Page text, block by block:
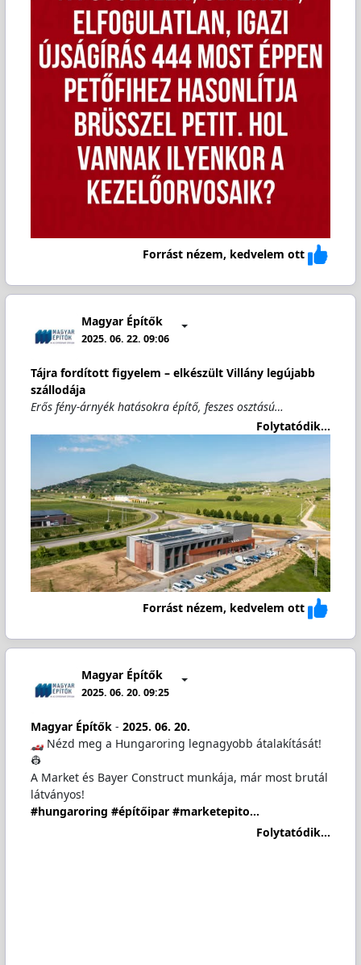
Forrást nézem, kedvelem ott
Magyar Építők
2025. 06. 22. 09:06
Tájra fordított figyelem – elkészült Villány legújabb
szállodája
Erős fény-árnyék hatásokra építő, feszes osztású…
Folytatódik...
Forrást nézem, kedvelem ott
Magyar Építők
2025. 06. 20. 09:25
Magyar Építők- 2025. 06. 20.
️ Nézd meg a Hungaroring legnagyobb átalakítását!
👷
A Market és Bayer Construct munkája, már most brutál
látványos!
#hungaroring #építőipar #marketepito…
Folytatódik...